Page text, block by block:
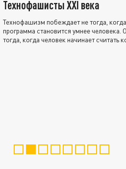
Технофашисты XXI века
Технофашизм побеждает не тогда,
программа становится умнее человека.
тогда, когда человек начинает считать